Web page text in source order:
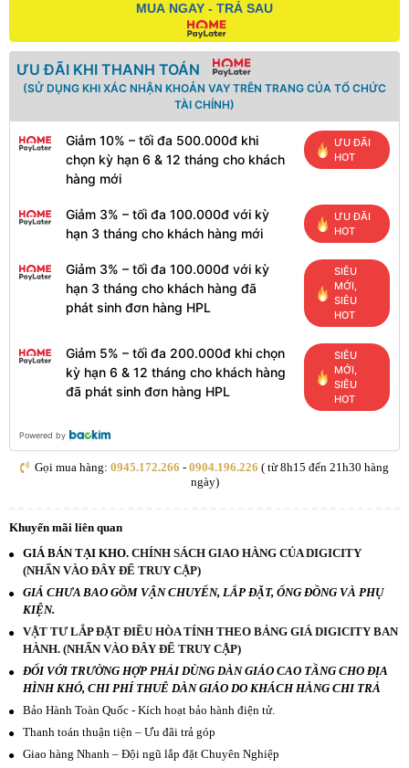
MUA NGAY - TRẢ SAU
ƯU ĐÃI KHI THANH TOÁN
(SỬ DỤNG KHI XÁC NHẬN KHOẢN VAY TRÊN TRANG CỦA TỔ CHỨC
TÀI CHÍNH)
Giảm 10% – tối đa 500.000đ khi
chọn kỳ hạn 6 & 12 tháng cho khách
hàng mới
ƯU ĐÃI
HOT
Giảm 3% – tối đa 100.000đ với kỳ
hạn 3 tháng cho khách hàng mới
ƯU ĐÃI
HOT
Giảm 3% – tối đa 100.000đ với kỳ
hạn 3 tháng cho khách hàng đã
phát sinh đơn hàng HPL
SIÊU
MỚI,
SIÊU
HOT
Giảm 5% – tối đa 200.000đ khi chọn
kỳ hạn 6 & 12 tháng cho khách hàng
đã phát sinh đơn hàng HPL
SIÊU
MỚI,
SIÊU
HOT
Powered by
Gọi mua hàng: 0945.172.266 - 0904.196.226 ( từ 8h15 đến 21h30 hàng
ngày)
Khuyến mãi liên quan
GIÁ BÁN TẠI KHO. CHÍNH SÁCH GIAO HÀNG CỦA DIGICITY
(NHẤN VÀO ĐÂY ĐỂ TRUY CẬP)
GIÁ CHƯA BAO GỒM VẬN CHUYỂN, LẮP ĐẶT, ỐNG ĐỒNG VÀ PHỤ
KIỆN.
VẬT TƯ LẮP ĐẶT ĐIỀU HÒA TÍNH THEO BẢNG GIÁ DIGICITY BAN
HÀNH. (NHẤN VÀO ĐÂY ĐỂ TRUY CẬP)
ĐỐI VỚI TRƯỜNG HỢP PHẢI DÙNG DÀN GIÁO CAO TẦNG CHO ĐỊA
HÌNH KHÓ, CHI PHÍ THUÊ DÀN GIÁO DO KHÁCH HÀNG CHI TRẢ
Bảo Hành Toàn Quốc - Kích hoạt bảo hành điện tử.
Thanh toán thuận tiện – Ưu đãi trả góp
Giao hàng Nhanh – Đội ngũ lắp đặt Chuyên Nghiệp